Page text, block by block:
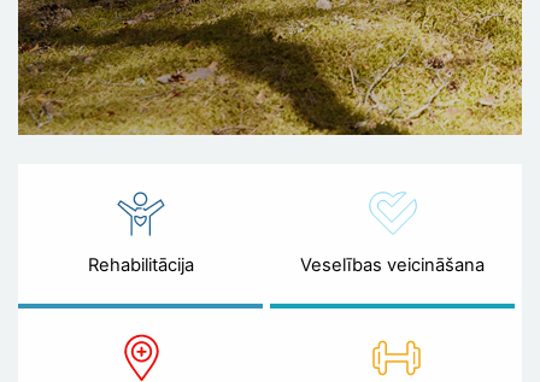
Rehabilitācija Veselības veicināšana